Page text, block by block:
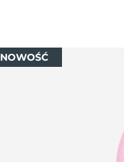
NOWOŚĆ